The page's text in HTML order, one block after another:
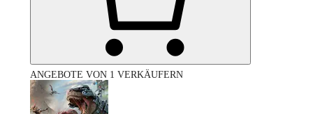
ANGEBOTE VON 1 VERKÄUFERN